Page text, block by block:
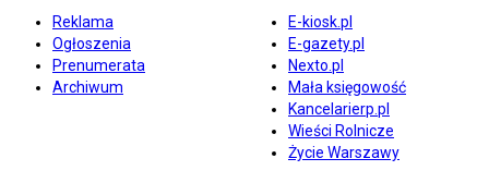
Reklama
Ogłoszenia
Prenumerata
Archiwum
E-kiosk.pl
E-gazety.pl
Nexto.pl
Mała księgowość
Kancelarierp.pl
Wieści Rolnicze
Życie Warszawy